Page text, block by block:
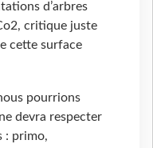
d’arbres
critique juste
cette surface
pourrions
devra respecter
: primo,